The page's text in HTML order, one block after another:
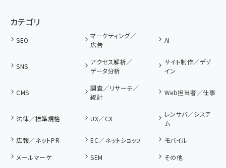
カテゴリ
SEO
マーケティング／
広告
AI
SNS
アクセス解析／
データ分析
サイト制作／デザ
イン
CMS
調査／リサーチ／
統計
Web担当者／仕事
法律／標準規格 UX／CX
レンサバ／システ
ム
広報／ネットPR
EC／ネットショップ
モバイル
メールマーケ
SEM その他